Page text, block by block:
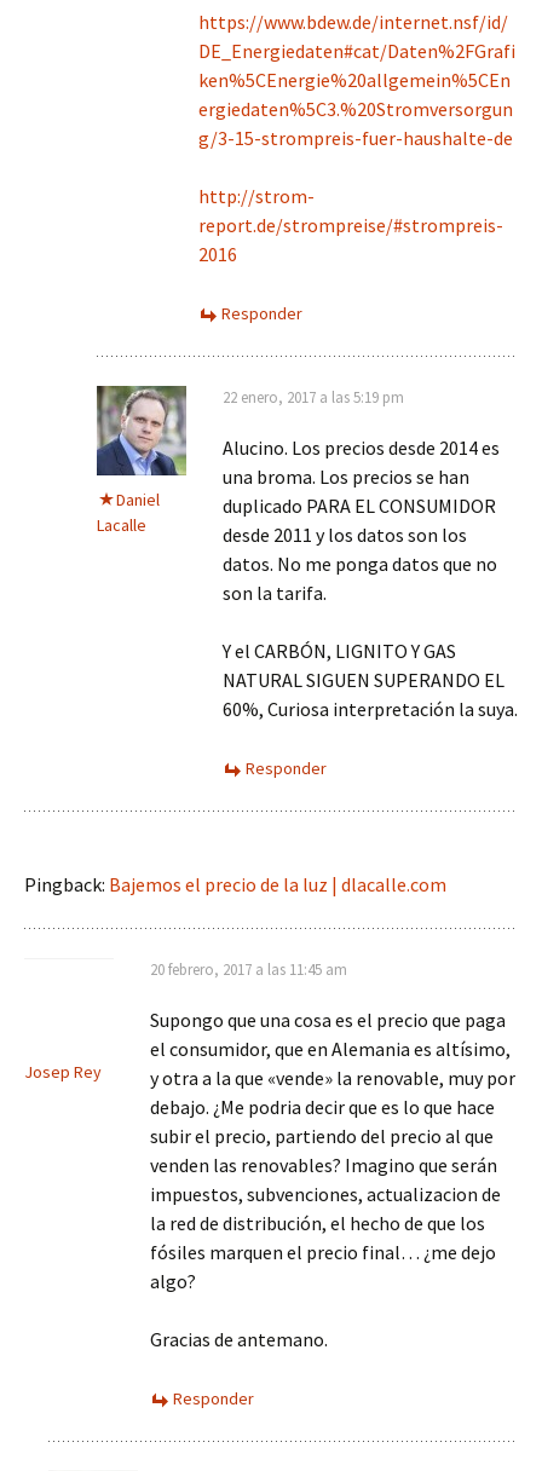
https://www.bdew.de/internet.nsf/id/
DE_Energiedaten#cat/Daten%2FGrafi
ken%5CEnergie%20allgemein%5CEn
ergiedaten%5C3.%20Stromversorgun
g/3-15-strompreis-fuer-haushalte-de
http://strom-
report.de/strompreise/#strompreis-
2016
Responder
Daniel
Lacalle
22 enero, 2017 a las 5:19 pm
Alucino. Los precios desde 2014 es
una broma. Los precios se han
duplicado PARA EL CONSUMIDOR
desde 2011 y los datos son los
datos. No me ponga datos que no
son la tarifa.
Y el CARBÓN, LIGNITO Y GAS
NATURAL SIGUEN SUPERANDO EL
60%, Curiosa interpretación la suya.
Responder
Pingback: Bajemos el precio de la luz | dlacalle.com
Josep Rey
20 febrero, 2017 a las 11:45 am
Supongo que una cosa es el precio que paga
el consumidor, que en Alemania es altísimo,
y otra a la que «vende» la renovable, muy por
debajo. ¿Me podria decir que es lo que hace
subir el precio, partiendo del precio al que
venden las renovables? Imagino que serán
impuestos, subvenciones, actualizacion de
la red de distribución, el hecho de que los
fósiles marquen el precio final… ¿me dejo
algo?
Gracias de antemano.
Responder